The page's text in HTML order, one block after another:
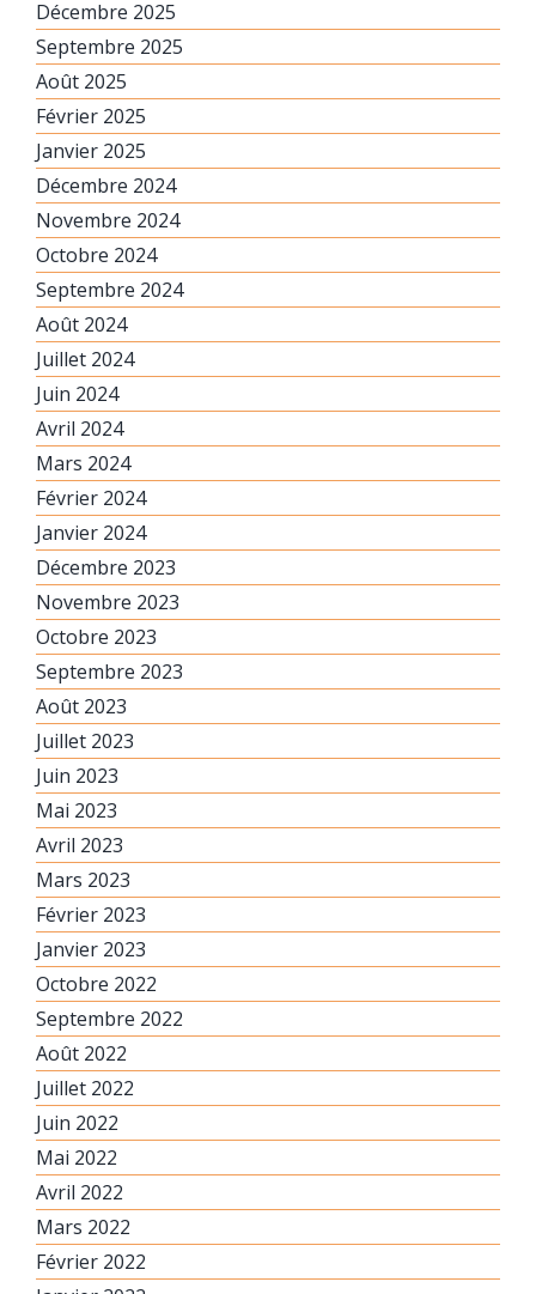
Décembre 2025
Septembre 2025
Août 2025
Février 2025
Janvier 2025
Décembre 2024
Novembre 2024
Octobre 2024
Septembre 2024
Août 2024
Juillet 2024
Juin 2024
Avril 2024
Mars 2024
Février 2024
Janvier 2024
Décembre 2023
Novembre 2023
Octobre 2023
Septembre 2023
Août 2023
Juillet 2023
Juin 2023
Mai 2023
Avril 2023
Mars 2023
Février 2023
Janvier 2023
Octobre 2022
Septembre 2022
Août 2022
Juillet 2022
Juin 2022
Mai 2022
Avril 2022
Mars 2022
Février 2022